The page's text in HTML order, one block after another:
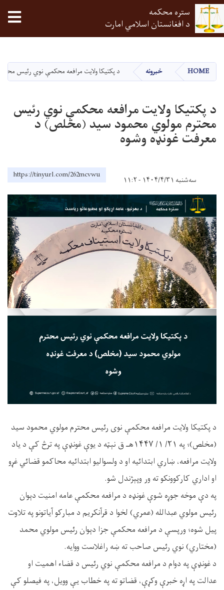
دانګل
ستره محکمه
د افغانستان اسلامي امارت
HOME خبرونه د پکتيکا ولايت مرافعه محکمې نوي رئيس
د پکتيکا ولايت مرافعه محکمې نوي رئيس
محترم مولوي محمود سید (مخلص) د
معرفت غونډه وشوه
سه‌شنبه ۱۴۰۴/۴/۳۱ - ۱۱:۲ https://tinyurl.com/262mcvwu
د پکتيکا ولايت مرافعه محکمې نوی رئيس محترم مولوي محمود سيد
(مخلص)؛ په ۲۱/ ۱/ ۱۴۴۷هـ ق نېټه د يوې غونډې په ترڅ کې د یاد
ولايت مرافعه، ښاري ابتدائیه او د ولسواليو ابتدائیه محاکمو قضائي غړو
او اداري کارکوونکو ته ور وپېژندل شو.
په دې موخه جوړه شوې غونډه د مرافعه محکمې عامه امنيت دېوان
رئیس مولوي عبدالله (عمري) لخوا د قرآنکریم د مبارکو آیاتونو په تلاوت
پیل شوه؛ ورپسې د مرافعه محکمې جزا دېوان رئیس مولوي محمد
(مختاري) نوي رئیس صاحب ته ښه راغلاست ووایه.
د غونډې په دوام د مرافعه محکمې نوي رئیس د قضاء اهمیت او
عدالت په اړه خبرې وکړې، قضاتو ته په خطاب یې وویل، په فیصلو کې